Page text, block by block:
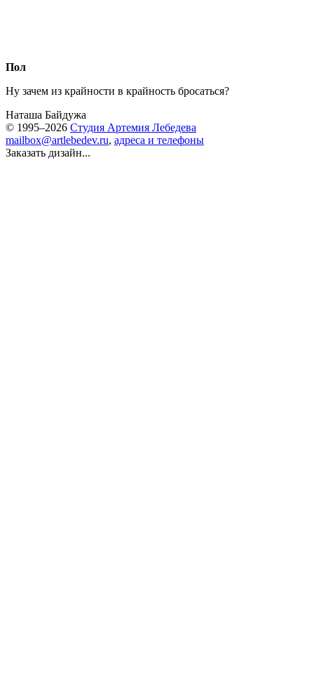
Пол
Ну зачем из крайности в крайность бросаться?
Наташа Байдужа
© 1995–2026 Студия Артемия Лебедева
mailbox@artlebedev.ru, адреса и телефоны
Заказать дизайн...